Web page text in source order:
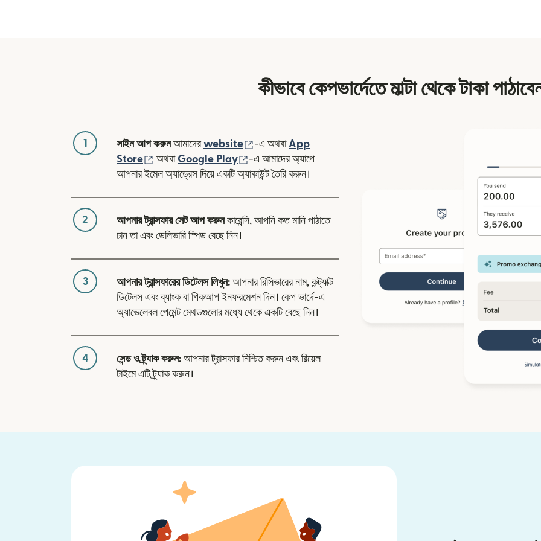
কীভাবে কেপভার্দেতে মাল্টা থেকে টাকা
1 সাইন আপ করুনআমাদেরwebsite (নতুন উইন্ডোতে খুলবে)
-এ অথবা App
Store
(নতুন উইন্ডোতে খুলবে)
অথবা Google Play (নতুন উইন্ডোতে খুলবে)
-এ আমাদের অ্যাপে
আপনার ইমেল অ্যাড্রেস দিয়ে একটি অ্যাকাউন্ট তৈরি করুন।
2 আপনার ট্রান্সফার সেট আপ করুনকারেন্সি, আপনি কত মানি পাঠাতে
চান তা এবং ডেলিভারি স্পিড বেছে নিন।
3 আপনার ট্রান্সফারের ডিটেলস লিখুন: আপনার রিসিভারের নাম, কন্ট্যাক্ট
ডিটেলস এবং ব্যাংক বা পিকআপ ইনফরমেশন দিন। কেপ ভার্দে-এ
অ্যাভেলেবল পেমেন্ট মেথডগুলোর মধ্যে থেকে একটি বেছে নিন।
4 সেন্ড ও ট্র্যাক করুন: আপনার ট্রান্সফার নিশ্চিত করুন এবং রিয়েল
টাইমে এটি ট্র্যাক করুন।